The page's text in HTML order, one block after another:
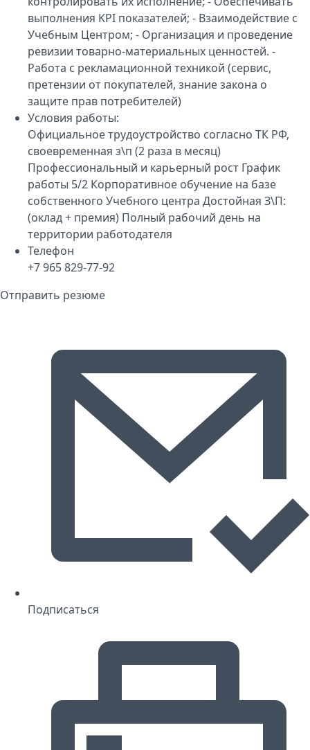
выполнения KPI показателей; - Взаимодействие с
Учебным Центром; - Организация и проведение
ревизии товарно-материальных ценностей. -
Работа с рекламационной техникой (сервис,
претензии от покупателей, знание закона о
защите прав потребителей)
Условия работы:
Официальное трудоустройство согласно ТК РФ,
своевременная з\п (2 раза в месяц)
Профессиональный и карьерный рост График
работы 5/2 Корпоративное обучение на базе
собственного Учебного центра Достойная З\П:
(оклад + премия) Полный рабочий день на
территории работодателя
Телефон
+7 965 829-77-92
Отправить резюме
Подписаться